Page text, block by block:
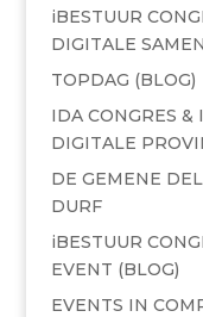
iBESTUUR
DIGITALE
TOPDAG (BLOG)
IDA CONGRES &
DIGITALE
DE GEMENE
DURF
iBESTUUR
EVENT (BLOG)
EVENTS IN